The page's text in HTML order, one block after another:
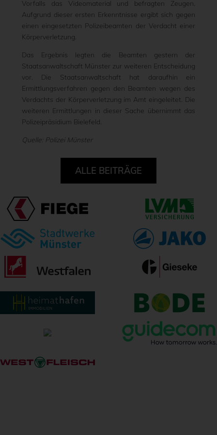
Vorfalls das Videomaterial und befragten Zeugen.
Aufgrund dieser ersten Erkenntnisse ergibt sich gegen
einen eingesetzten Polizeibeamten der Verdacht einer
Körperverletzung.
Das Ergebnis legten die Beamten gestern der
Staatsanwaltschaft Münster zur weiteren Entscheidung
vor. Die Staatsanwaltschaft hat daraufhin ein
Ermittlungsverfahren gegen den Beamten wegen des
Verdachts der Körperverletzung im Amt eingeleitet. Die
weiteren Ermittlungen in dieser Sache übernimmt das
Polizeipräsidium Bielefeld.
Quelle: Polizei Münster
ALLE BEITRÄGE